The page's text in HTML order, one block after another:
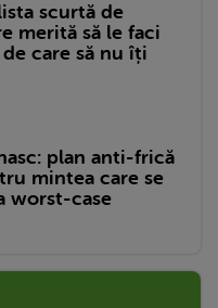
scurtă de
merită să le faci
care să nu îți
plan anti-frică
mintea care se
worst-case